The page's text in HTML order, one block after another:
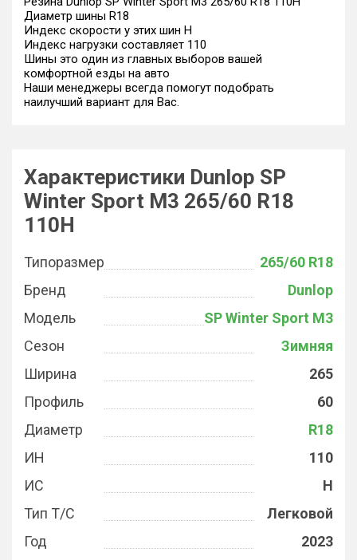
Диаметр шины R18
Индекс скорости у этих шин H
Индекс нагрузки составляет 110
Шины это один из главных выборов вашей
комфортной езды на авто
Наши менеджеры всегда помогут подобрать
наилучший вариант для Вас.
Характеристики Dunlop SP
Winter Sport M3 265/60 R18
110H
Типоразмер
265/60 R18
Бренд
Dunlop
Модель
SP Winter Sport M3
Сезон
Зимняя
Ширина
265
Профиль
60
Диаметр
R18
ИН
110
ИС
H
Тип Т/С
Легковой
Год
2023